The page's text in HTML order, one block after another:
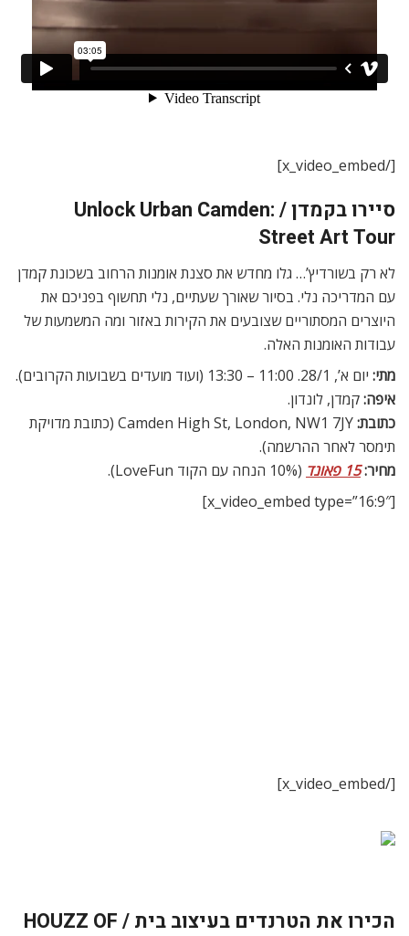
[/x_video_embed]
סיירו בקמדן / Unlock Urban Camden:
Street Art Tour
לא רק בשורדיץ’… גלו מחדש את סצנת אומנות הרחוב בשכונת קמדן
עם המדריכה נלי. בסיור שאורך שעתיים, נלי תחשוף בפניכם את
היוצרים המסתוריים שצובעים את הקירות באזור ומה המשמעות של
עבודות האומנות האלה.
מתי: יום א’, 28/1. 11:00 – 13:30 (ועוד מועדים בשבועות הקרובים).
איפה:קמדן, לונדון.
כתובת:
Camden High St, London, NW1 7JY (כתובת מדויקת
תימסר לאחר ההרשמה).
מחיר:15 פאונד
(10% הנחה עם הקוד LoveFun).
[x_video_embed type=”16:9″]
[/x_video_embed]
הכירו את הטרנדים בעיצוב בית / HOUZZ OF